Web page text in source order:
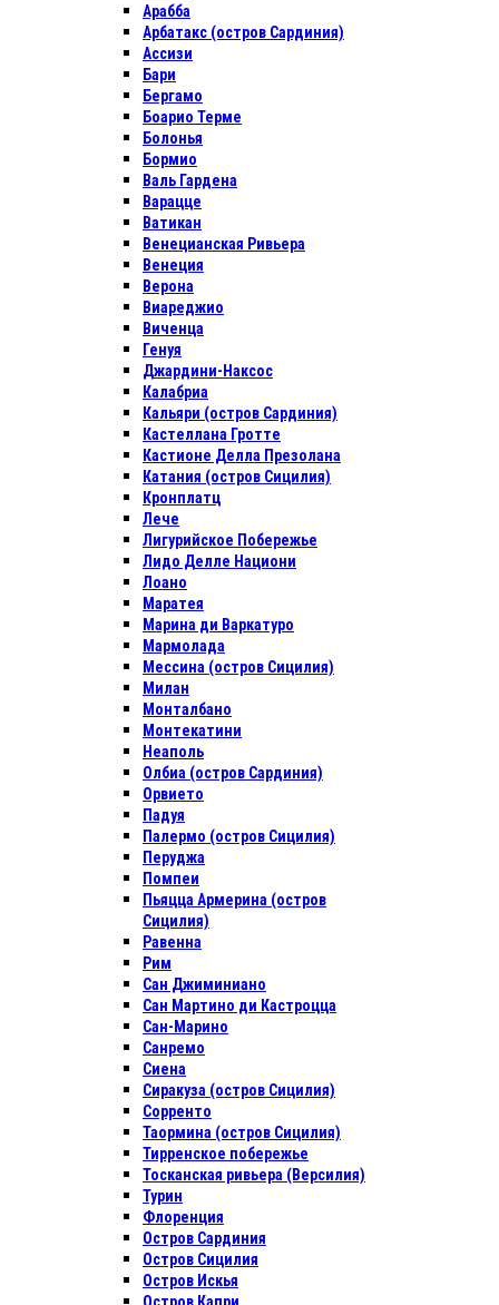
Арабба
Арбатакс (остров Сардиния)
Ассизи
Бари
Бергамо
Боарио Терме
Болонья
Бормио
Валь Гардена
Варацце
Ватикан
Венецианская Ривьера
Венеция
Верона
Виареджио
Виченца
Генуя
Джардини-Наксос
Калабриа
Кальяри (остров Сардиния)
Кастеллана Гротте
Кастионе Делла Презолана
Катания (остров Сицилия)
Кронплатц
Лече
Лигурийское Побережье
Лидо Делле Национи
Лоано
Маратея
Марина ди Варкатуро
Мармолада
Мессина (остров Сицилия)
Милан
Монталбано
Монтекатини
Неаполь
Олбиа (остров Сардиния)
Орвието
Падуя
Палермо (остров Сицилия)
Перуджа
Помпеи
Пьяцца Армерина (остров
Сицилия)
Равенна
Рим
Сан Джиминиано
Сан Мартино ди Кастроцца
Сан-Марино
Санремо
Сиена
Сиракуза (остров Сицилия)
Сорренто
Таормина (остров Сицилия)
Тирренское побережье
Тосканская ривьера (Версилия)
Турин
Флоренция
Остров Сардиния
Остров Сицилия
Остров Искья